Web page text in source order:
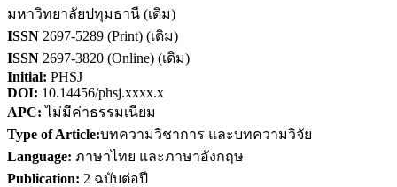
มหาวิทยาลัยปทุมธานี (เดิม)
ISSN 2697-5289 (Print) (เดิม)
ISSN 2697-3820 (Online) (เดิม)
Initial: PHSJ
DOI: 10.14456/phsj.xxxx.x
APC: ไม่มีค่าธรรมเนียม
Type of Article:บทความวิชาการ และบทความวิจัย
Language: ภาษาไทย และภาษาอังกฤษ
Publication: 2 ฉบับต่อปี